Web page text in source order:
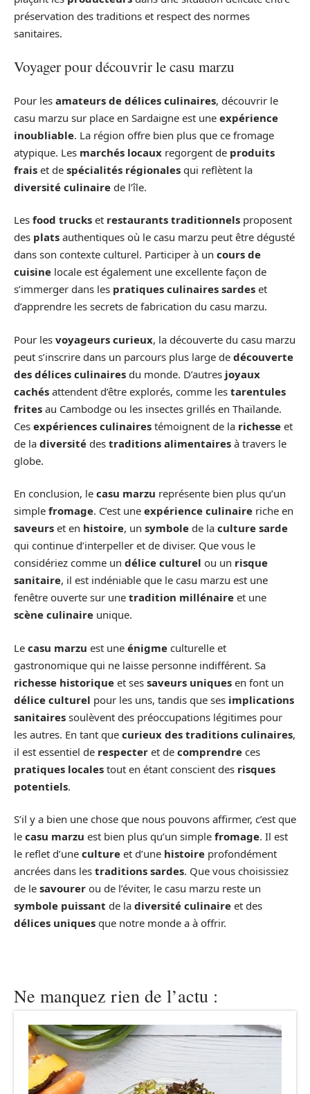
préservation des traditions et respect des normes
sanitaires.
Voyager pour découvrir le casu marzu
Pour les amateurs de délices culinaires, découvrir le
casu marzu sur place en Sardaigne est une expérience
inoubliable. La région offre bien plus que ce fromage
atypique. Les marchés locaux regorgent de produits
frais et de spécialités régionales qui reflètent la
diversité culinaire de l’île.
Les food trucks et restaurants traditionnels proposent
des plats authentiques où le casu marzu peut être dégusté
dans son contexte culturel. Participer à un cours de
cuisine locale est également une excellente façon de
s’immerger dans les pratiques culinaires sardes et
d’apprendre les secrets de fabrication du casu marzu.
Pour les voyageurs curieux, la découverte du casu marzu
peut s’inscrire dans un parcours plus large de découverte
des délices culinaires du monde. D’autres joyaux
cachés attendent d’être explorés, comme les tarentules
frites au Cambodge ou les insectes grillés en Thaïlande.
Ces expériences culinaires témoignent de la richesse et
de la diversité des traditions alimentaires à travers le
globe.
En conclusion, le casu marzu représente bien plus qu’un
simple fromage. C’est une expérience culinaire riche en
saveurs et en histoire, un symbole de la culture sarde
qui continue d’interpeller et de diviser. Que vous le
considériez comme un délice culturel ou un risque
sanitaire, il est indéniable que le casu marzu est une
fenêtre ouverte sur une tradition millénaire et une
scène culinaire unique.
Le casu marzu est une énigme culturelle et
gastronomique qui ne laisse personne indifférent. Sa
richesse historique et ses saveurs uniques en font un
délice culturel pour les uns, tandis que ses implications
sanitaires soulèvent des préoccupations légitimes pour
les autres. En tant que curieux des traditions culinaires,
il est essentiel de respecter et de comprendre ces
pratiques locales tout en étant conscient des risques
potentiels.
S’il y a bien une chose que nous pouvons affirmer, c’est que
le casu marzu est bien plus qu’un simple fromage. Il est
le reflet d’une culture et d’une histoire profondément
ancrées dans les traditions sardes. Que vous choisissiez
de le savourer ou de l’éviter, le casu marzu reste un
symbole puissant de la diversité culinaire et des
délices uniques que notre monde a à offrir.
Ne manquez rien de l’actu :